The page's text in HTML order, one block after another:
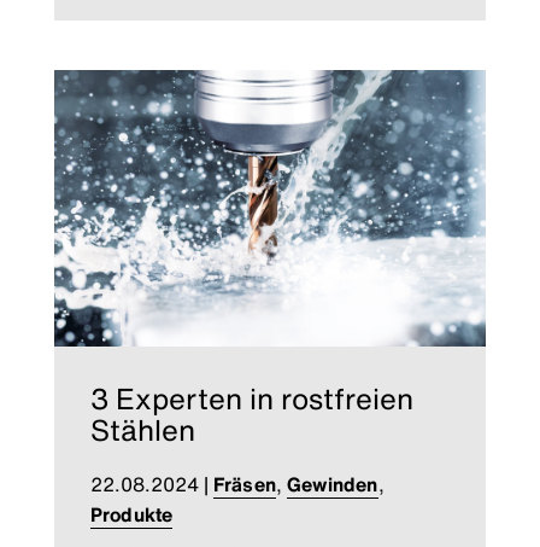
3 Experten in rostfreien
Stählen
22.08.2024| Fräsen, Gewinden,
Produkte